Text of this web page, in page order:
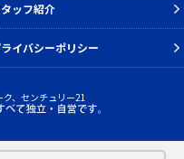
ッフ紹介
イバシーポリシー
、センチュリー21